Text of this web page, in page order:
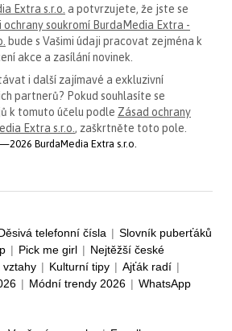
Extra s.r.o. a potvrzujete, že jste se
ochrany soukromí BurdaMedia Extra -
bude s Vašimi údaji pracovat zejména k
akce a zasílání novinek.
i další zajímavé a exkluzivní
partnerů? Pokud souhlasíte se
k tomuto účelu podle Zásad ochrany
Extra s.r.o. , zaškrtněte toto pole.
BurdaMedia Extra s.r.o.
telefonní čísla | Slovník puberťáků
| Pick me girl | Nejtěžší české
vztahy | Kulturní tipy | Ajťák radí |
| Módní trendy 2026 | WhatsApp